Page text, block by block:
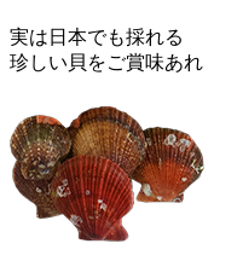
実は日本でも採れる
珍しい貝をご賞味あれ